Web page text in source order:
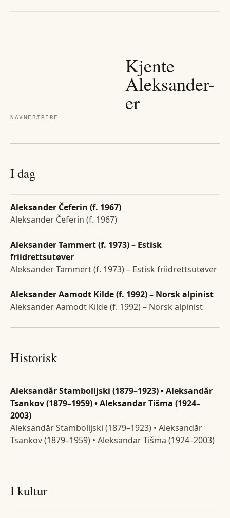
NAVNEBÆRERE
Kjente
Aleksander-
er
I dag
Aleksander Čeferin (f. 1967)
Aleksander Čeferin (f. 1967)
Aleksander Tammert (f. 1973) – Estisk
friidrettsutøver
Aleksander Tammert (f. 1973) – Estisk friidrettsutøver
Aleksander Aamodt Kilde (f. 1992) – Norsk alpinist
Aleksander Aamodt Kilde (f. 1992) – Norsk alpinist
Historisk
Aleksandăr Stambolijski (1879–1923) • Aleksandăr
Tsankov (1879–1959) • Aleksandar Tišma (1924–
2003)
Aleksandăr Stambolijski (1879–1923) • Aleksandăr
Tsankov (1879–1959) • Aleksandar Tišma (1924–2003)
I kultur